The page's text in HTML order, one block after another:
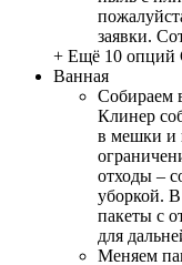
заявки.
+ Ещё 10 опций
Ванная
Собираем
Клинер
в мешки и
отходы –
уборкой. В
пакеты с
для
Меняем